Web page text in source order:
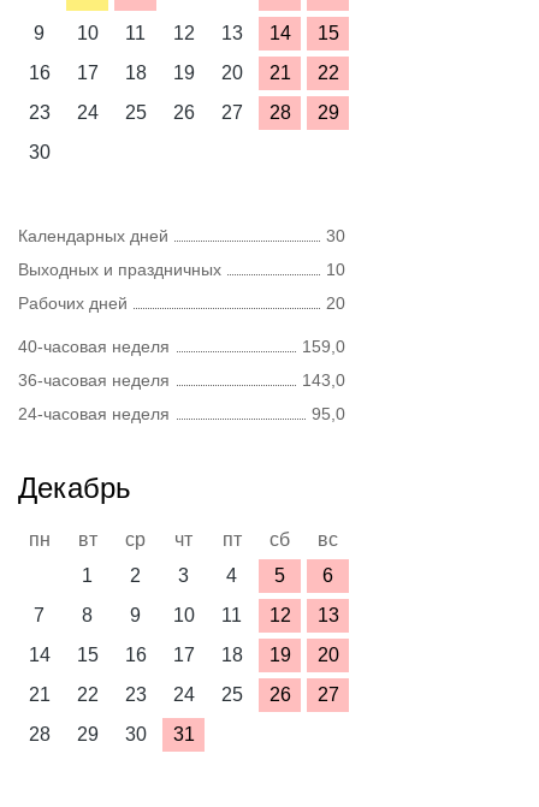
9
10 11 12 13 14
15
16
17 18 19 20 21
22
23
24 25 26 27 28
29
30
Календарных дней
30
Выходных и праздничных
10
Рабочих дней
20
40-часовая неделя
159,0
36-часовая неделя
143,0
24-часовая неделя
95,0
Декабрь
пн вт ср чт пт сб
вс
1
2 3 4 5
6
7
8 9 10 11 12
13
14
15 16 17 18 19
20
21
22 23 24 25 26
27
28
29 30 31